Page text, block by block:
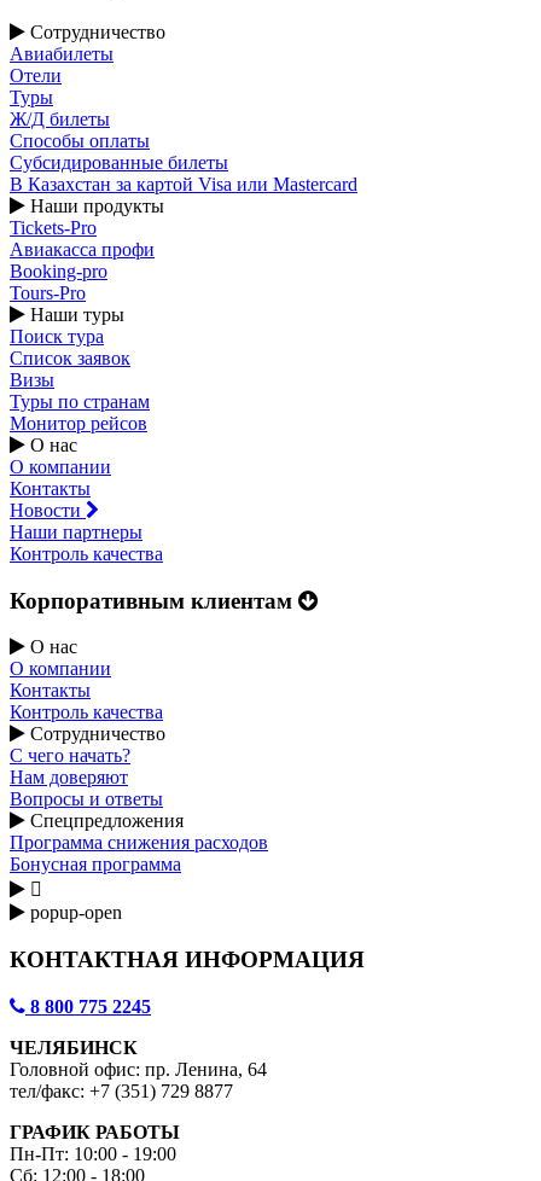
Сотрудничество
Авиабилеты
Отели
Туры
Ж/Д билеты
Способы оплаты
Субсидированные билеты
В Казахстан за картой Visa или Masterсard
Наши продукты
Tickets-Pro
Авиакасса профи
Booking-pro
Tours-Pro
Наши туры
Поиск тура
Список заявок
Визы
Туры по странам
Монитор рейсов
О нас
О компании
Контакты
Новости
Наши партнеры
Контроль качества
Корпоративным клиентам
О нас
О компании
Контакты
Контроль качества
Сотрудничество
С чего начать?
Нам доверяют
Вопросы и ответы
Спецпредложения
Программа снижения расходов
Бонусная программа

popup-open
КОНТАКТНАЯ ИНФОРМАЦИЯ
8 800 775 2245
ЧЕЛЯБИНСК
Головной офис: пр. Ленина, 64
тел/факс: +7 (351) 729 8877
ГРАФИК РАБОТЫ
Пн-Пт: 10:00 - 19:00
Сб: 12:00 - 18:00